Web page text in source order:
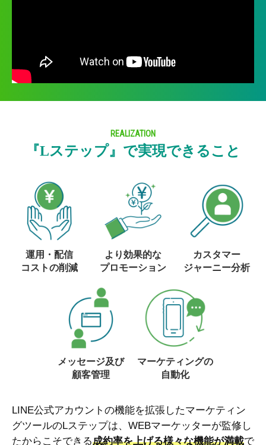
REALIZATION
『Lステップ』で実現できること
運用・配信
コストの削減
より効果的な
プロモーション
カスタマー
ジャーニー分析
メッセージ及び
顧客管理
マーケティングの
自動化
LINE公式アカウントの機能を拡張したマーケティン
グツールのLステップは、WEBマーケッターが監修し
たからこそできる成約率を上げる様々な機能が満載で